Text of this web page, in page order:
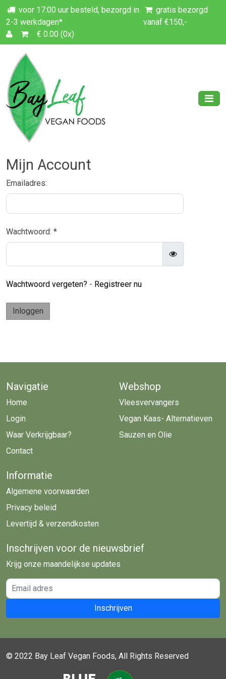
voor 17:00 uur besteld, bezorgd in
2-3 werkdagen*
gratis bezorgd
vanaf €150,-
€ 0.00 (0x)
Mijn Account
Emailadres:
Wachtwoord: *
Wachtwoord vergeten? - Registreer nu
Inloggen
Navigatie
Home
Login
Waar Verkrijgbaar?
Contact
Webshop
Vleesvervangers
Vegan Kaas- Alternatieven
Sauzen en Olie
Informatie
Algemene voorwaarden
Privacy beleid
Levertijd & verzendkosten
Inschrijven voor de nieuwsbrief
Krijg onze maandelijkse updates
Email adres
Inschrijven
© 2022 Bay Leaf Vegan Foods, All Rights Reserved